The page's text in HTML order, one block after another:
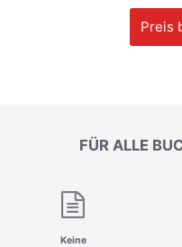
Preis
FÜR ALLE
Keine